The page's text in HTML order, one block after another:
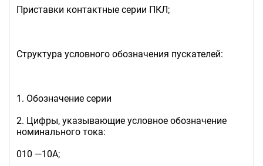
Приставки контактные серии ПКЛ;
Структура условного обозначения пускателей:
1. Обозначение серии
2. Цифры, указывающие условное обозначение
номинального тока:
010 —10А;